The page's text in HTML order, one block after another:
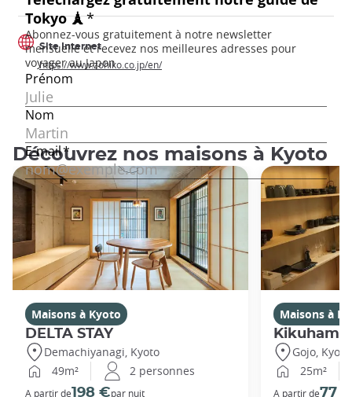
Site Internet
https://www.zohiko.co.jp/en/
Découvrez nos maisons à Kyoto
Maisons à Kyoto
DELTA STAY
Demachiyanagi, Kyoto
49m²
2 personnes
A partir de198 €par nuit
Maisons à
Kikuhama
Gojo, Kyoto
25m²
A partir de77 €